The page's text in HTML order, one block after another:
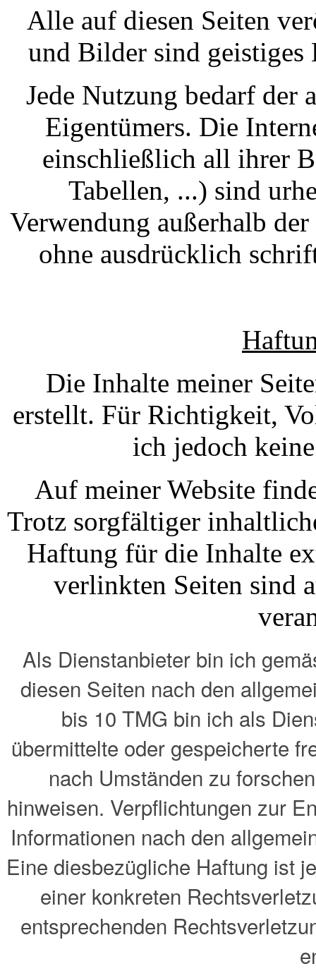
Alle auf diesen Seiten
und Bilder sind
Jede Nutzung bedarf der
Eigentümers. Die
einschließlich all ihrer
Tabellen, ...) sind
Verwendung außerhalb
ohne ausdrücklich
Die Inhalte meiner
erstellt. Für Richtigkeit,
ich jedoch
Auf meiner Website
Trotz sorgfältiger
Haftung für die Inhalte
verlinkten Seiten sind
Als Dienstanbieter bin ich
diesen Seiten nach den
bis 10 TMG bin ich als
übermittelte oder gespeicherte
nach Umständen zu
hinweisen. Verpflichtungen zur
Informationen nach den
Eine diesbezügliche Haftung ist
einer konkreten
entsprechenden